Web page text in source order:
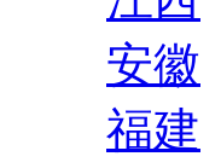
安徽
福建